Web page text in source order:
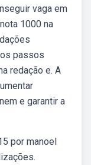
vaga em
1000 na
passos
redação e. A
e garantir a
por manoel